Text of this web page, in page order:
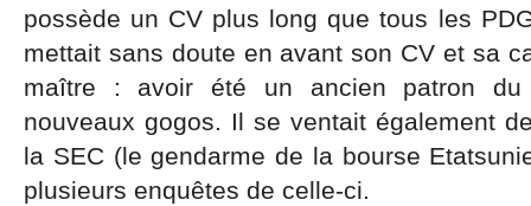
possède un CV plus long que tous les
mettait sans doute en avant son CV et sa
maître : avoir été un ancien patron du
nouveaux gogos. Il se ventait également
la SEC (le gendarme de la bourse
plusieurs enquêtes de celle-ci.